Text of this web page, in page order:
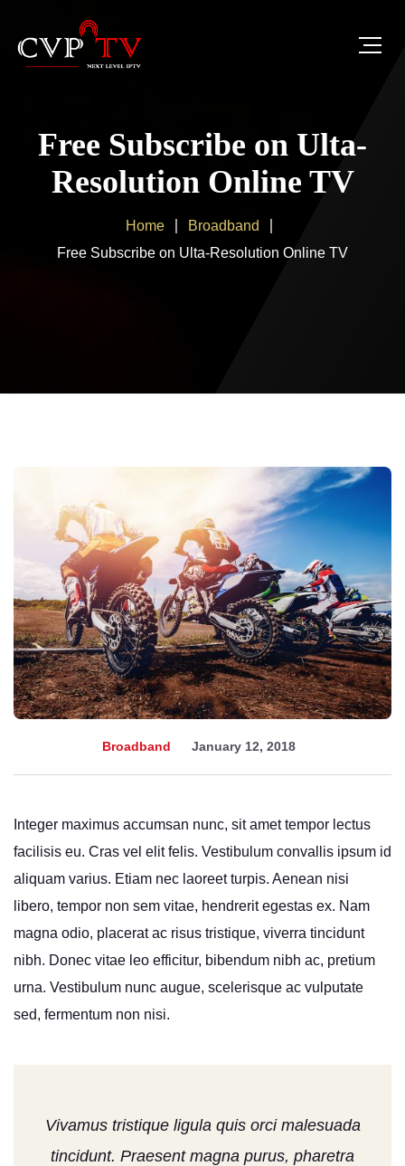
Free Subscribe on Ulta-
Resolution Online TV
Home
Broadband
Free Subscribe on Ulta-Resolution Online TV
Broadband January 12, 2018
Integer maximus accumsan nunc, sit amet tempor lectus
facilisis eu. Cras vel elit felis. Vestibulum convallis ipsum id
aliquam varius. Etiam nec laoreet turpis. Aenean nisi
libero, tempor non sem vitae, hendrerit egestas ex. Nam
magna odio, placerat ac risus tristique, viverra tincidunt
nibh. Donec vitae leo efficitur, bibendum nibh ac, pretium
urna. Vestibulum nunc augue, scelerisque ac vulputate
sed, fermentum non nisi.
Vivamus tristique ligula quis orci malesuada
tincidunt. Praesent magna purus, pharetra